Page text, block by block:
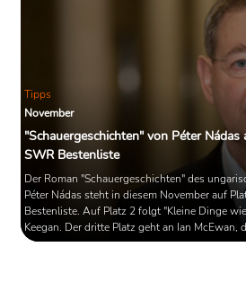
Tipps
November
"Schauergeschichten" von Péter
SWR Bestenliste
Der Roman "Schauergeschichten" des
Péter Nádas steht in diesem November auf
Bestenliste. Auf Platz 2 folgt "Kleine Dinge
Keegan. Der dritte Platz geht an Ian McEwan,
umfangreichen Roman "Lektionen" punkten